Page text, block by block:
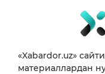
«Xabardor.uz»
материаллардан